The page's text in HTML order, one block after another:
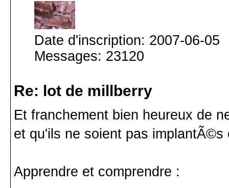
Date d'inscription: 2007-06-05
Messages: 23120
Re: lot de millberry
Et franchement bien heureux de
et qu'ils ne soient pas implantÃ©s
Apprendre et comprendre :